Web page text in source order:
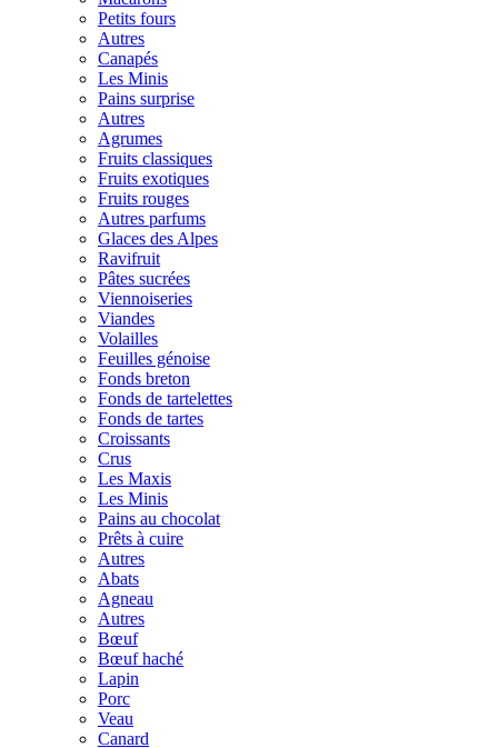
Petits fours
Autres
Canapés
Les Minis
Pains surprise
Autres
Agrumes
Fruits classiques
Fruits exotiques
Fruits rouges
Autres parfums
Glaces des Alpes
Ravifruit
Pâtes sucrées
Viennoiseries
Viandes
Volailles
Feuilles génoise
Fonds breton
Fonds de tartelettes
Fonds de tartes
Croissants
Crus
Les Maxis
Les Minis
Pains au chocolat
Prêts à cuire
Autres
Abats
Agneau
Autres
Bœuf
Bœuf haché
Lapin
Porc
Veau
Canard